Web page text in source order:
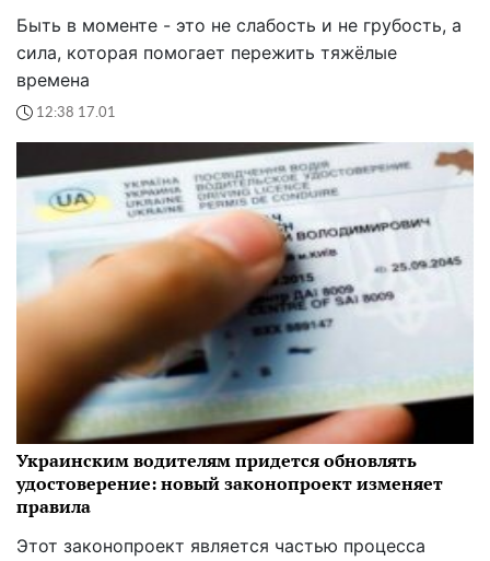
Быть в моменте - это не слабость и не грубость, а
сила, которая помогает пережить тяжёлые
времена
12:38 17.01
Украинским водителям придется обновлять
удостоверение: новый законопроект изменяет
правила
Этот законопроект является частью процесса